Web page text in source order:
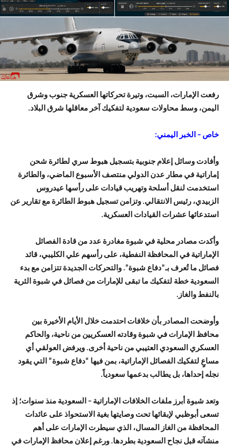
رفعت الإمارات، السبت، وتيرة تحركاتها العسكرية جنوب وشرق
اليمن، وسط محاولات سعودية لتفكيك آخر معاقلها شرق البلاد.
خاص – الخبر اليمني:
وأفادت وسائل إعلام جنوبية بتسجيل هبوط سري لطائرة شحن
إماراتية في مطار عدن الدولي منتصف الأسبوع الماضي، والطائرة
استخدمت لنقل أسلحة وتهريب قيادات على رأسها عيدروس
الزبيدي، رئيس الانتقالي. وتزامن تسجيل هبوط الطائرة مع تقارير عن
استدعائها عشرات القيادات العسكرية.
وأكدت مصادر محلية في شبوة مغادرة عدد من قادة الفصائل
الإماراتية في المحافظة النفطية، على رأسهم علي الكليبي، قائد
فصائل ما تُعرف بـ”دفاع شبوة”. والتحركات الجديدة تتزامن مع بدء
السعودية خطة لتفكيك ما تبقى للإمارات من فصائل في شبوة الثرية
بالنفط والغاز.
وأوضحت المصادر بأن خلافات احتدمت خلال الأيام الأخيرة بين
محافظ الإمارات في شبوة وقادته العسكريين من ناحية، والحاكم
العسكري السعودي العتيبي من ناحية أخرى. ويرفض العولقي أي
مساعٍ لتفكيك الفصائل الإماراتية، بمن فيها “دفاع شبوة” التي يقود
نجله إحداها، بل يطالب بدعمها سعودياً.
وتعد شبوة أبرز ملفات الخلافات الإماراتية – السعودية منذ سنوات؛ إذ
تسعى أبوظبي لإبقائها تحت وصايتها بغية الاستحواذ على عائدات
المحافظة من الغاز المسال، الذي سيطرت الإمارات على أهم
منشآته قبل نجاح السعودية بطردها. ورغم إعلان محافظ الإمارات في